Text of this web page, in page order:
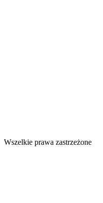
Wszelkie prawa zastrzeżone